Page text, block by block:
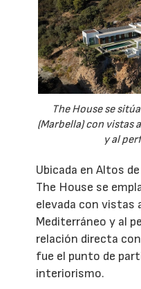
The House se
(Marbella) con vistas
y al
Ubicada en Altos
The House se
elevada con vistas
Mediterráneo y al
relación directa
fue el punto de
interiorismo.